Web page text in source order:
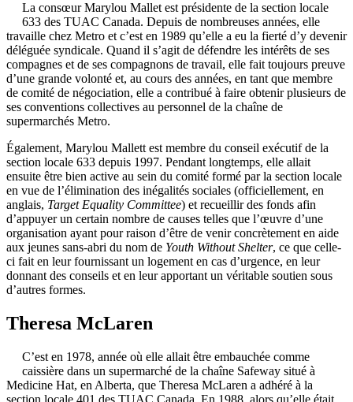
La consœur Marylou Mallet est présidente de la section locale
633 des TUAC Canada. Depuis de nombreuses années, elle
travaille chez Metro et c’est en 1989 qu’elle a eu la fierté d’y devenir
déléguée syndicale. Quand il s’agit de défendre les intérêts de ses
compagnes et de ses compagnons de travail, elle fait toujours preuve
d’une grande volonté et, au cours des années, en tant que membre
de comité de négociation, elle a contribué à faire obtenir plusieurs de
ses conventions collectives au personnel de la chaîne de
supermarchés Metro.
Également, Marylou Mallett est membre du conseil exécutif de la
section locale 633 depuis 1997. Pendant longtemps, elle allait
ensuite être bien active au sein du comité formé par la section locale
en vue de l’élimination des inégalités sociales (officiellement, en
anglais, Target Equality Committee) et recueillir des fonds afin
d’appuyer un certain nombre de causes telles que l’œuvre d’une
organisation ayant pour raison d’être de venir concrètement en aide
aux jeunes sans-abri du nom de Youth Without Shelter, ce que celle-
ci fait en leur fournissant un logement en cas d’urgence, en leur
donnant des conseils et en leur apportant un véritable soutien sous
d’autres formes.
Theresa McLaren
C’est en 1978, année où elle allait être embauchée comme
caissière dans un supermarché de la chaîne Safeway situé à
Medicine Hat, en Alberta, que Theresa McLaren a adhéré à la
section locale 401 des TUAC Canada. En 1988, alors qu’elle était